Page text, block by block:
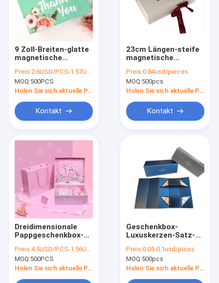
9 Zoll-Breiten-glatte
magnetische
Make-up Kit Gift Box
Pantone Color
Preis:2.6USD/PCS-1.57USD/PCS
MOQ:500PCS
Kontakt
23cm Längen-steife
magnetische
Griff, Buch-Art-
Kasten für
Geburtstags-
Preis:0.84usd/pieces
MOQ:500pcs
Kontakt
Dreidimensionale
Pappgeschenkbox-
Kinder
Preis:4.5USD/PCS-1.56USD/PCS
MOQ:500PCS
Holen Sie sich aktuelle Preis
Geschenkbox-
Luxuskerzen-Satz-
Soems 3mm Papp
Preis:0.05-0.1usd/pices
MOQ:500pcs
Holen Sie sich aktuelle Preis